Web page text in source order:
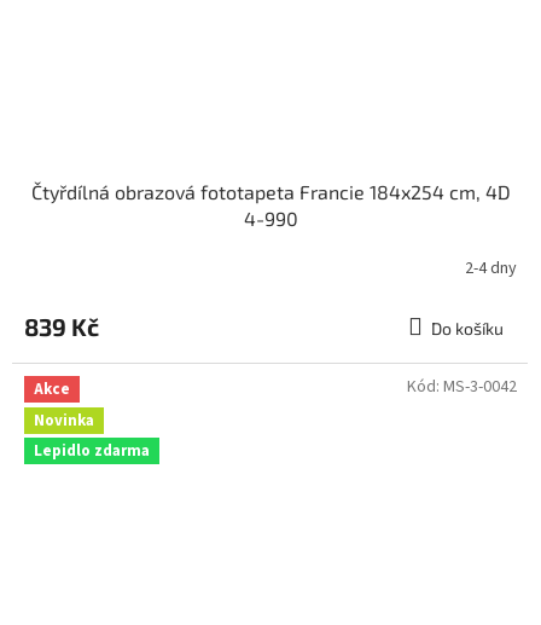
Čtyřdílná obrazová fototapeta Francie 184x254 cm, 4D
4-990
2-4 dny
839 Kč Do košíku
Akce
Novinka
Lepidlo zdarma
Kód: MS-3-0042